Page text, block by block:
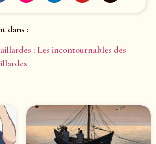
dans :
: Les incontournables des